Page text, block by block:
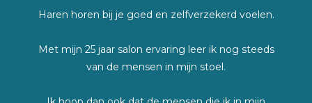
Haren horen bij je goed en zelfverzekerd voelen.
Met mijn 25 jaar salon ervaring leer ik nog steeds
van de mensen in mijn stoel.